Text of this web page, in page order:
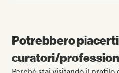
Potrebbero
curatori/